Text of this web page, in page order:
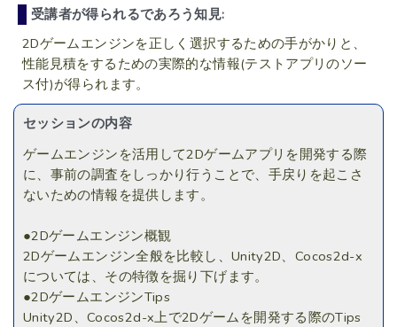
受講者が得られるであろう知見:
2Dゲームエンジンを正しく選択するための手がかりと、
性能見積をするための実際的な情報(テストアプリのソー
ス付)が得られます。
セッションの内容
ゲームエンジンを活用して2Dゲームアプリを開発する際
に、事前の調査をしっかり行うことで、手戻りを起こさ
ないための情報を提供します。
●2Dゲームエンジン概観
2Dゲームエンジン全般を比較し、Unity2D、Cocos2d-x
については、その特徴を掘り下げます。
●2DゲームエンジンTips
Unity2D、Cocos2d-x上で2Dゲームを開発する際のTips